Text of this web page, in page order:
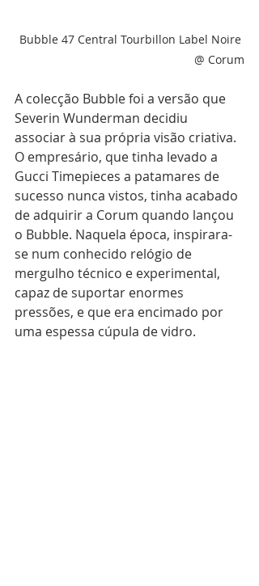
Bubble 47 Central Tourbillon Label Noire
@ Corum
A colecção Bubble foi a versão que
Severin Wunderman decidiu
associar à sua própria visão criativa.
O empresário, que tinha levado a
Gucci Timepieces a patamares de
sucesso nunca vistos, tinha acabado
de adquirir a Corum quando lançou
o Bubble. Naquela época, inspirara-
se num conhecido relógio de
mergulho técnico e experimental,
capaz de suportar enormes
pressões, e que era encimado por
uma espessa cúpula de vidro.